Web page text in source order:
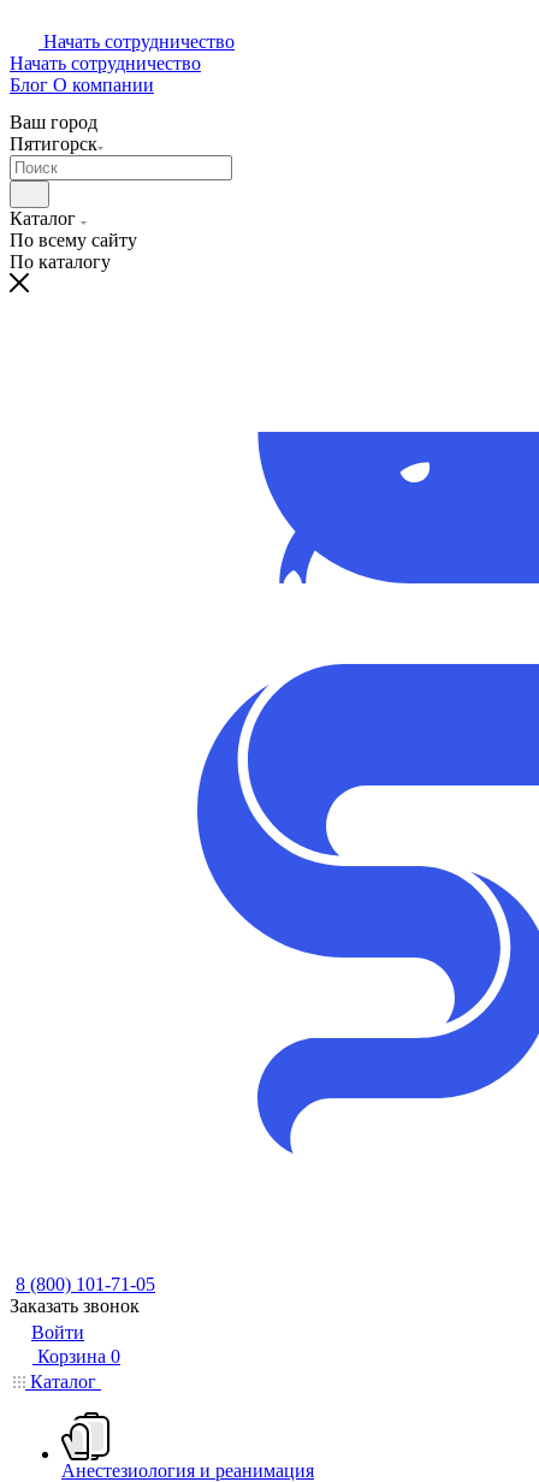
Начать сотрудничество
Начать сотрудничество
Блог О компании
Ваш город
Пятигорск
Каталог
По всему сайту
По каталогу
8 (800) 101-71-05
Заказать звонок
Войти
Корзина 0
Каталог
Анестезиология и реанимация